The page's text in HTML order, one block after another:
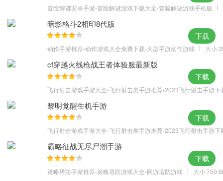
冒险解谜安卓手游-冒险解谜游戏下载大全-冒险解谜游戏手机版
暗影格斗2相印8代版
动作手游推荐-动作游戏大全免费下载-大型手游动作游戏 大小
下载
cf穿越火线枪战王者体验服最新版
飞行射击游戏手游大全-飞行射击类手游推荐-2023飞行射击手游下
下载
黎明觉醒生机手游
飞行射击游戏手游大全-飞行射击类手游推荐-2023飞行射击手游下
下载
霸略征战无尽尸潮手游
策略塔防手游推荐-策略塔防游戏大全-网游塔防游戏 大小
下载